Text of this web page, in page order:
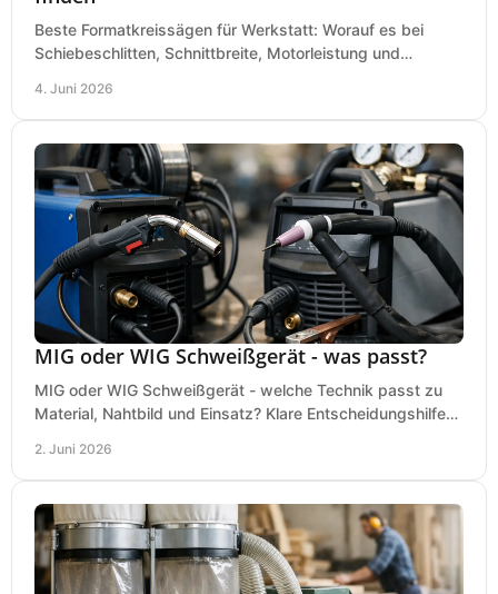
Beste Formatkreissägen für Werkstatt: Worauf es bei
Schiebeschlitten, Schnittbreite, Motorleistung und
4. Juni 2026
MIG oder WIG Schweißgerät - was passt?
MIG oder WIG Schweißgerät - welche Technik passt zu
Material, Nahtbild und Einsatz? Klare Entscheidungshilfe
2. Juni 2026